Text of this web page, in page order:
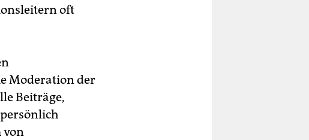
oft
Moderation der
Beiträge,
von